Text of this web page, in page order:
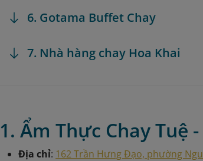
6. Gotama Buffet Chay
7. Nhà hàng chay Hoa Khai
1. Ẩm Thực Chay Tuệ
Địa chỉ: 162 Trần Hưng Đạo, phường